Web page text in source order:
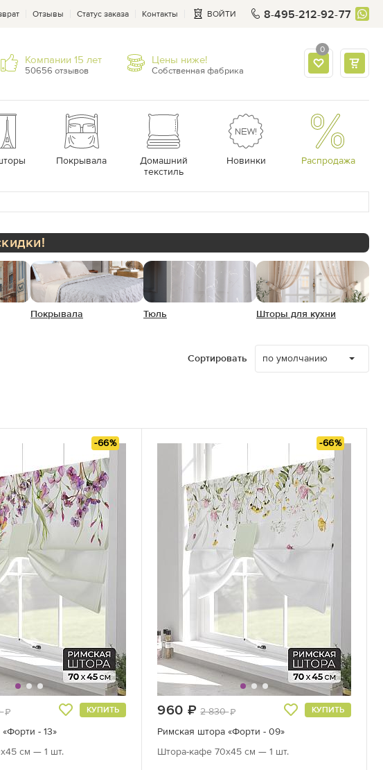
Отзывы Статус заказа Контакты ВОЙТИ 8-495-212-92-77
Компании 15 лет
50656 отзывов
Цены ниже!
Собственная фабрика
0
Покрывала
Домашний
текстиль
Новинки Распродажа
Покрывала Тюль Шторы для кухни
Сортировать по умолчанию
-66%
КУПИТЬ
- 13»
см — 1 шт.
-66%
960 руб.
2 830 КУПИТЬ
Римская штора «Форти - 09»
Штора-кафе 70х45 см — 1 шт.